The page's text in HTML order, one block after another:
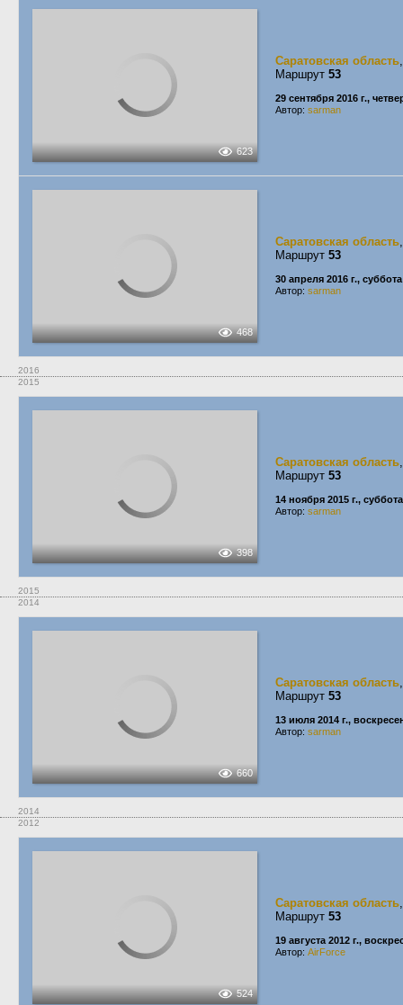
623
Саратовская область
Маршрут 53
29 сентября 2016 г.,
Автор: sarman
468
Саратовская область
Маршрут 53
30 апреля 2016 г., суббота
Автор: sarman
2016
2015
398
Саратовская область
Маршрут 53
14 ноября 2015 г., суббота
Автор: sarman
2015
2014
660
Саратовская область
Маршрут 53
13 июля 2014 г.,
Автор: sarman
2014
2012
524
Саратовская область
Маршрут 53
19 августа 2012 г.,
Автор: AirForce